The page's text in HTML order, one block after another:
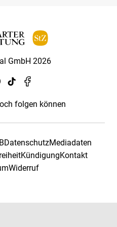
GmbH 2026
folgen können
DatenschutzMediadaten
KündigungKontakt
Widerruf